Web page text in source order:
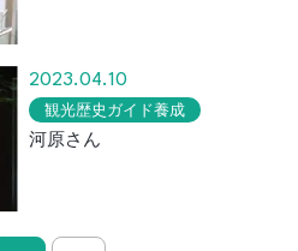
2023.04.10
観光歴史ガイド養成
河原さん